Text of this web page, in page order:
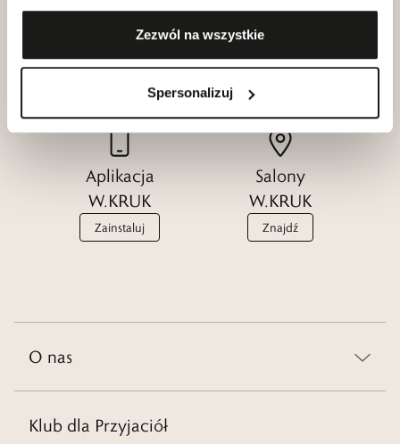
Zezwól na wszystkie
Spersonalizuj
Klub dla
Przyjaciół
W.KRUK
Katalogi
Aplikacja
W.KRUK
Zainstaluj
Salony
W.KRUK
Znajdź
O nas
Klub dla Przyjaciół